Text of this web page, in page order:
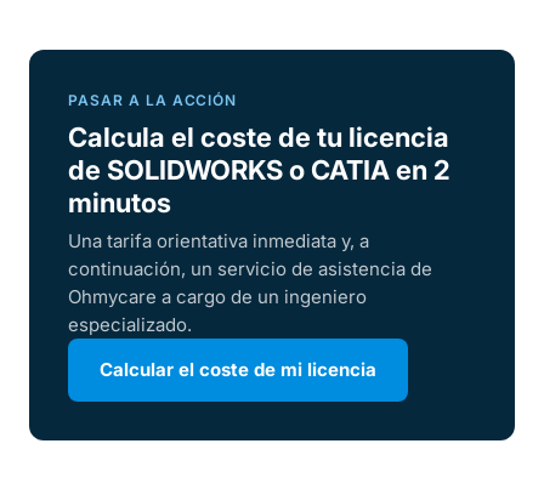
PASAR A LA ACCIÓN
Calcula el coste de tu licencia
de SOLIDWORKS o CATIA en 2
minutos
Una tarifa orientativa inmediata y, a
continuación, un servicio de asistencia de
Ohmycare a cargo de un ingeniero
especializado.
Calcular el coste de mi licencia